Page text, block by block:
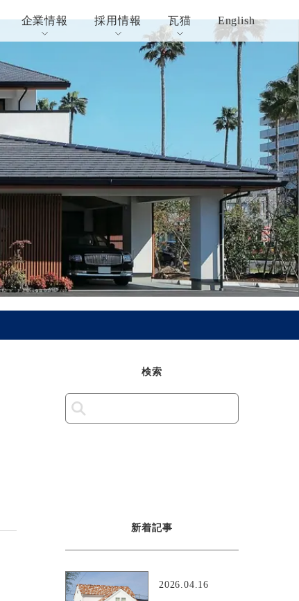
企業情報 採用情報 瓦猫 English
検索
新着記事
2026.04.16